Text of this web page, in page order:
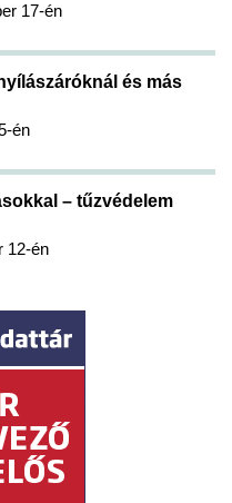
17-én
és más
én
– tűzvédelem
12-én